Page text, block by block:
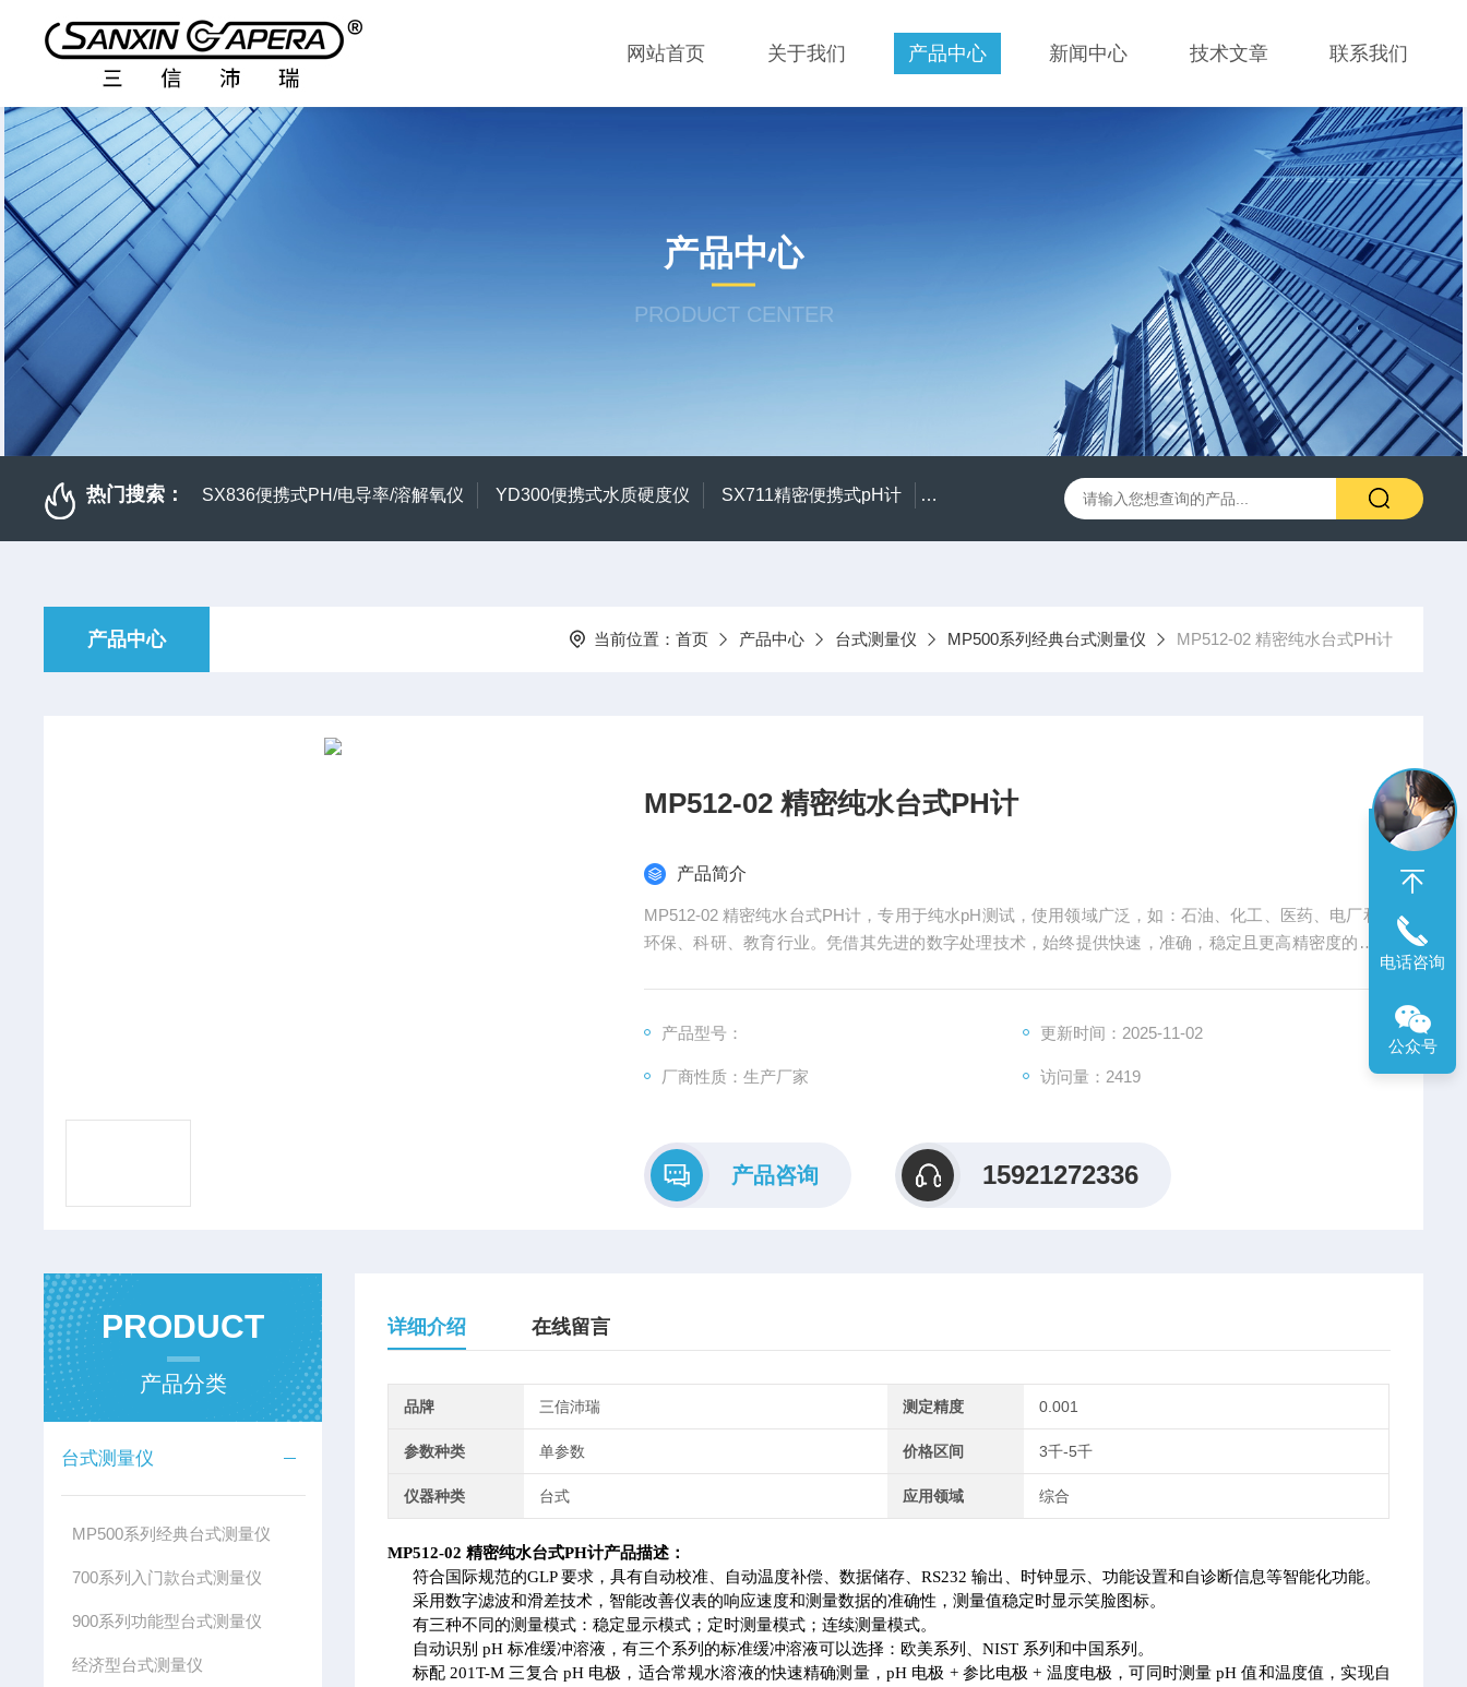
网站首页 关于我们 产品中心 新闻中心 技术文章 联系我们
产品中心
PRODUCT CENTER
热门搜索： SX836便携式PH/电导率/溶解氧仪 YD300便携式水质硬度仪 SX711精密便携式pH计 CL200笔式余氯计 SX716便携式溶解氧仪 SX610笔式pH计
产品中心 当前位置： 首页 产品中心 台式测量仪 MP500系列经典台式测量仪 MP512-02 精密纯水台式PH计
MP512-02 精密纯水台式PH计
产品简介
MP512-02 精密纯水台式PH计，专用于纯水pH测试，使用领域广泛，如：石油、化工、医药、电厂和
环保、科研、教育行业。凭借其先进的数字处理技术，始终提供快速，准确，稳定且更高精密度的pH
产品型号： 更新时间：2025-11-02
厂商性质：生产厂家 访问量：2419
产品咨询 15921272336
PRODUCT
产品分类
台式测量仪
MP500系列经典台式测量仪
700系列入门款台式测量仪
900系列功能型台式测量仪
经济型台式测量仪
详细介绍 在线留言
品牌 三信沛瑞 测定精度 0.001
参数种类 单参数 价格区间 3千-5千
仪器种类 台式 应用领域 综合
MP512-02 精密纯水台式PH计产品描述：
符合国际规范的GLP 要求，具有自动校准、自动温度补偿、数据储存、RS232 输出、时钟显示、功能设置和自诊断信息等智能化功能。
采用数字滤波和滑差技术，智能改善仪表的响应速度和测量数据的准确性，测量值稳定时显示笑脸图标。
有三种不同的测量模式：稳定显示模式；定时测量模式；连续测量模式。
自动识别 pH 标准缓冲溶液，有三个系列的标准缓冲溶液可以选择：欧美系列、NIST 系列和中国系列。
标配 201T-M 三复合 pH 电极，适合常规水溶液的快速精确测量，pH 电极 + 参比电极 + 温度电极，可同时测量 pH 值和温度值，实现自
电话咨询
公众号